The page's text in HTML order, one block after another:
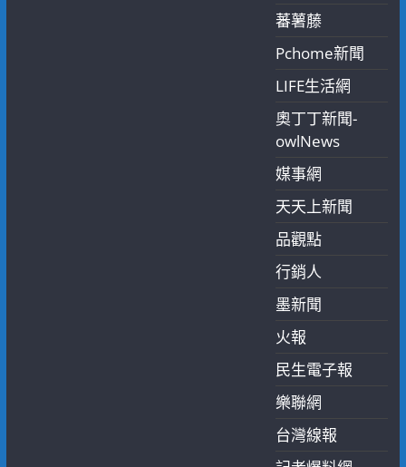
蕃薯藤
Pchome新聞
LIFE生活網
奧丁丁新聞-
owlNews
媒事網
天天上新聞
品觀點
行銷人
墨新聞
火報
民生電子報
樂聯網
台灣線報